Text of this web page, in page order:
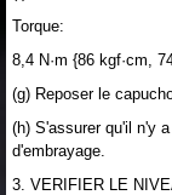
Torque:
8,4 N·m {86 kgf·cm,
(g) Reposer le
(h) S'assurer qu'il n'y
d'embrayage.
3. VERIFIER LE